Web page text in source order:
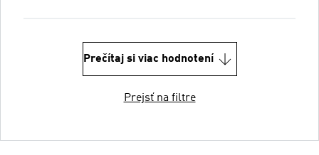
Prečítaj si viac hodnotení
Prejsť na filtre